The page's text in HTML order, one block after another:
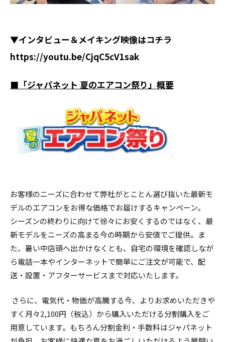
▼インタビュー＆メイキング映像はコチラ
https://youtu.be/CjqC5cV1sak
■「ジャパネット 夏のエアコン祭り」概要
お客様のニーズに合わせて弊社がとことん選び抜いた最新モ
デルのエアコンをお得な価格でお届けするキャンペーン。
シーズンの終わりに向けて徐々にお安くするのではなく、最
新モデルをニーズの高まる今の時期から安値でご提供。ま
た、暑い中店頭へ出かけなくとも、自宅の環境を確認しなが
ら電話一本やインターネットで簡単にご注文が可能で、配
送・設置・アフターサービスまで対応いたします。
さらに、電気代・物価が高騰する今、よりお求めいただきや
すく月々2,100円（税込）から購入いただける分割購入をご
用意しています。もちろん分割金利・手数料はジャパネット